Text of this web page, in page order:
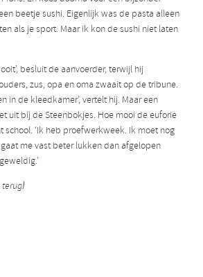
beetje sushi. Eigenlijk was de pasta alleen
als je sport. Maar ik kon de sushi niet laten
besluit de aanvoerder, terwijl hij
zus, opa en oma zwaait op de tribune.
in de kleedkamer’, vertelt hij. Maar een
uit bij de Steenbokjes. Hoe mooi de euforie
school. ‘Ik heb proefwerkweek. Ik moet nog
me vast beter lukken dan afgelopen
terug!